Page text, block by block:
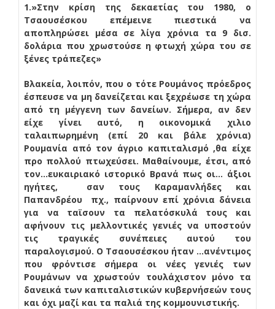
1.»Στην κρίση της δεκαετίας του 1980, ο
Τσαουσέσκου επέμεινε πιεστικά να
αποπληρώσει μέσα σε λίγα χρόνια τα 9 δισ.
δολάρια που χρωστούσε η φτωχή χώρα του σε
ξένες τράπεζες»
Βλακεία, λοιπόν, που ο τότε Ρουμάνος πρόεδρος
έσπευσε να μη δανείζεται και ξεχρέωσε τη χώρα
από τη μέγγενη των δανείων. Σήμερα, αν δεν
είχε γίνει αυτό, η οικονομικά χιλιο
ταλαιπωρημένη (επί 20 και βάλε χρόνια)
Ρουμανία από τον άγριο καπιταλισμό ,θα είχε
προ πολλού πτωχεύσει. Μαθαίνουμε, έτσι, από
τον…ευκαιριακό ιστορικό Βρανά πως οι… άξιοι
ηγήτες, σαν τους Καραμανλήδες και
Παπανδρέου πχ., παίρνουν επί χρόνια δάνεια
για να ταϊσουν τα πελατόσκυλά τους και
αφήνουν τις μελλοντικές γενιές να υποστούν
τις τραγικές συνέπειες αυτού του
παραλογισμού. Ο Τσαουσέσκου ήταν …ανέντιμος
που φρόντισε σήμερα οι νέες γενιές των
Ρουμάνων να χρωστούν τουλάχιστον μόνο τα
δανεικά των καπιταλιστικών κυβερνήσεών τους
και όχι μαζί και τα παλιά της κομμουνιστικής.